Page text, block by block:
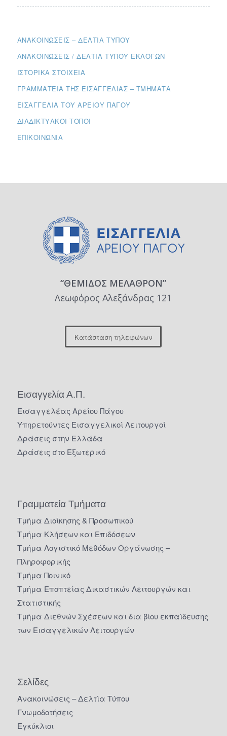
ΑΝΑΚΟΙΝΏΣΕΙΣ – ΔΕΛΤΊΑ ΤΎΠΟΥ
ΑΝΑΚΟΙΝΏΣΕΙΣ / ΔΕΛΤΊΑ ΤΎΠΟΥ ΕΚΛΟΓΏΝ
ΙΣΤΟΡΙΚΆ ΣΤΟΙΧΕΊΑ
ΓΡΑΜΜΑΤΕΊΑ ΤΗΣ ΕΙΣΑΓΓΕΛΊΑΣ – ΤΜΉΜΑΤΑ
ΕΙΣΑΓΓΕΛΊΑ ΤΟΥ ΑΡΕΊΟΥ ΠΆΓΟΥ
ΔΙΑΔΙΚΤΥΑΚΟΊ ΤΌΠΟΙ
ΕΠΙΚΟΙΝΩΝΊΑ
“ΘΕΜΙΔΟΣ ΜΕΛΑΘΡΟΝ”
Λεωφόρος Αλεξάνδρας 121
Κατάσταση τηλεφώνων
Εισαγγελία Α.Π.
Εισαγγελέας Αρείου Πάγου
Υπηρετούντες Εισαγγελικοί Λειτουργοί
Δράσεις στην Ελλάδα
Δράσεις στο Εξωτερικό
Γραμματεία Τμήματα
Τμήμα Διοίκησης & Προσωπικού
Τμήμα Κλήσεων και Επιδόσεων
Τμήμα Λογιστικό Μεθόδων Οργάνωσης –
Πληροφορικής
Τμήμα Ποινικό
Τμήμα Εποπτείας Δικαστικών Λειτουργών και
Στατιστικής
Τμήμα Διεθνών Σχέσεων και δια βίου εκπαίδευσης
των Εισαγγελικών Λειτουργών
Σελίδες
Ανακοινώσεις – Δελτία Τύπου
Γνωμοδοτήσεις
Εγκύκλιοι